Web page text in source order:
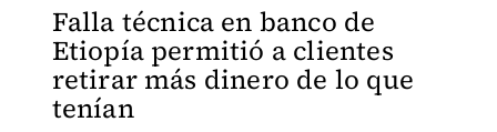
Falla técnica en banco de
Etiopía permitió a clientes
retirar más dinero de lo que
tenían